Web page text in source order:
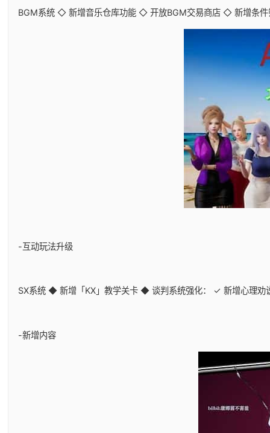
BGM系统 ◇ 新增音乐仓库功能 ◇ 开放BGM交易商店 ◇ 新增条件
-互动玩法升级
SX系统 ◆ 新增「KX」教学关卡 ◆ 谈判系统强化： ✓ 新增心理
-新增内容